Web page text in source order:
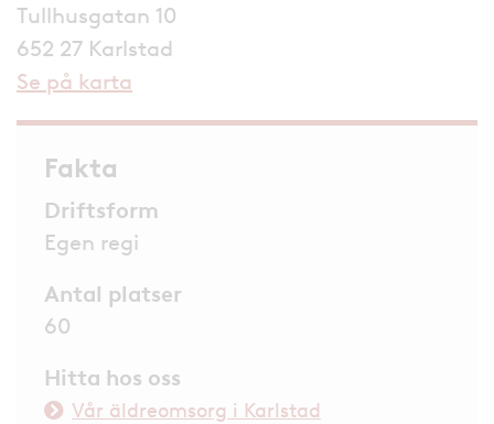
Tullhusgatan 10
652 27 Karlstad
Se på karta
Fakta
Driftsform
Egen regi
Antal platser
60
Hitta hos oss
Vår äldreomsorg i Karlstad